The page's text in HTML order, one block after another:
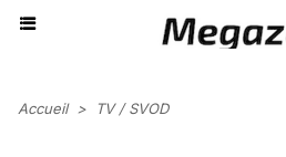
Accueil > TV / SVOD